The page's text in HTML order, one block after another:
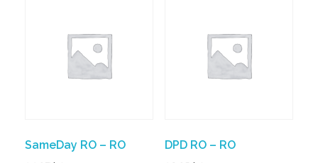
SameDay RO – RO
DPD RO – RO